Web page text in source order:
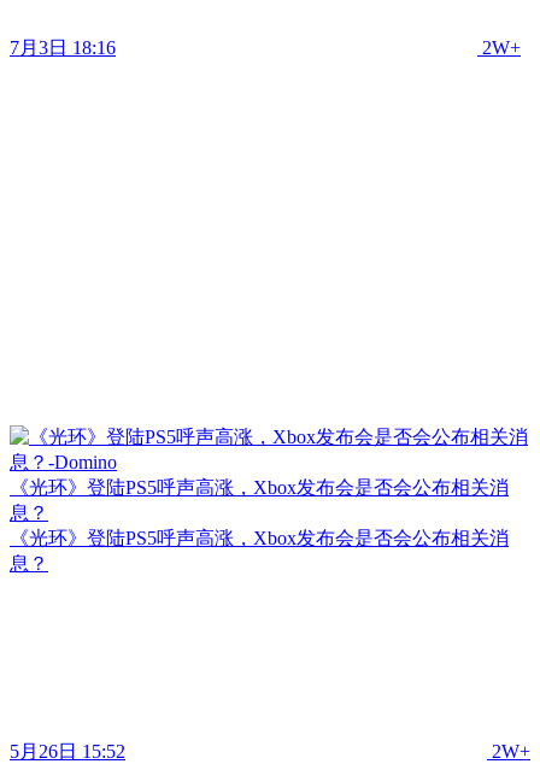
7月3日 18:16 2W+
《光环》登陆PS5呼声高涨，Xbox发布会是否会公布相关消
息？
《光环》登陆PS5呼声高涨，Xbox发布会是否会公布相关消
息？
5月26日 15:52 2W+